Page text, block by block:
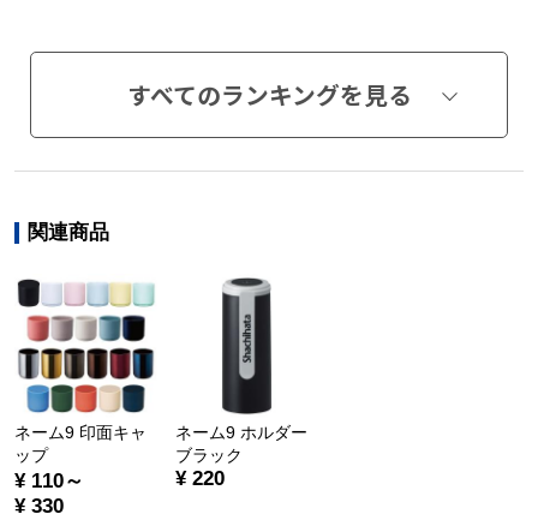
すべてのランキングを見る
関連商品
ネーム9 印面キャ
ップ
¥ 110～
¥ 330
ネーム9 ホルダー
ブラック
¥ 220